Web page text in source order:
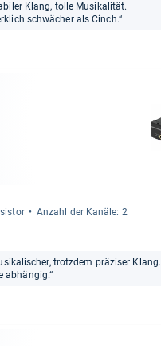
Klang, tolle Musikalität.
schwächer als Cinch.“
Anzahl der Kanäle: 2
trotzdem präziser Klang.
abhängig.“